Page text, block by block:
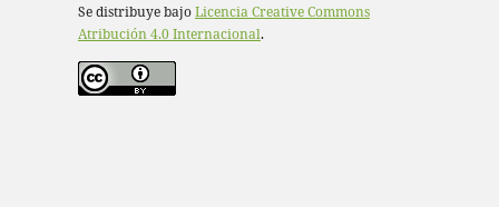
Se distribuye bajoLicencia Creative Commons
Atribución 4.0 Internacional.